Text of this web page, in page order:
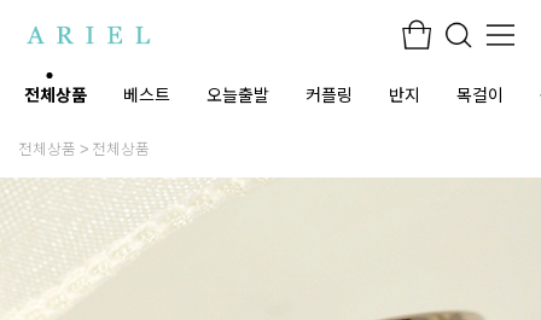
전체상품 베스트 오늘출발 커플링 반지 목걸이
전체상품 전체상품